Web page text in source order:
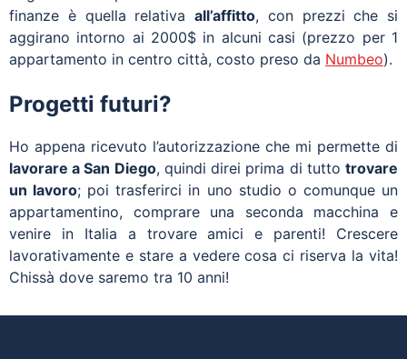
finanze è quella relativa all’affitto, con prezzi che si
aggirano intorno ai 2000$ in alcuni casi (prezzo per 1
appartamento in centro città, costo preso da Numbeo).
Progetti futuri?
Ho appena ricevuto l’autorizzazione che mi permette di
lavorare a San Diego, quindi direi prima di tuttotrovare
un lavoro; poi trasferirci in uno studio o comunque un
appartamentino, comprare una seconda macchina e
venire in Italia a trovare amici e parenti! Crescere
lavorativamente e stare a vedere cosa ci riserva la vita!
Chissà dove saremo tra 10 anni!